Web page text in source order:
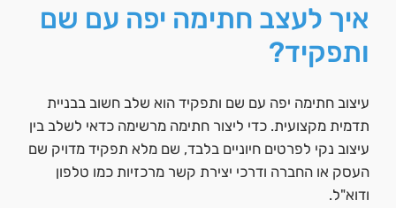
איך לעצב חתימה יפה עם שם
ותפקיד?
עיצוב חתימה יפה עם שם ותפקיד הוא שלב חשוב בבניית
תדמית מקצועית. כדי ליצור חתימה מרשימה כדאי לשלב בין
עיצוב נקי לפרטים חיוניים בלבד, שם מלא תפקיד מדויק שם
העסק או החברה ודרכי יצירת קשר מרכזיות כמו טלפון
ודוא"ל.